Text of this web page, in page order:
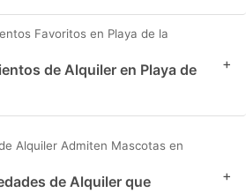
Favoritos en Playa de la
de Alquiler en Playa de
+
Alquiler Admiten Mascotas en
de Alquiler que
+